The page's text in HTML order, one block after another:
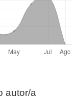
autor/a